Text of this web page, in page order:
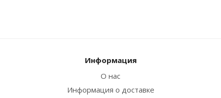
Информация
О нас
Информация о доставке